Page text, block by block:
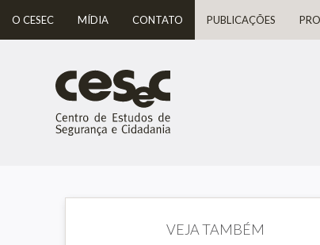
O CESEC MÍDIA CONTATO PUBLICAÇÕES
VEJA TAMBÉM